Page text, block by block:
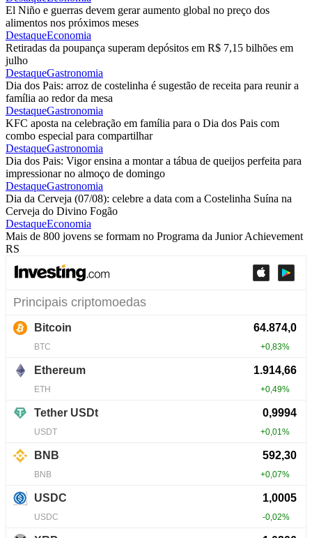
El Niño e guerras devem gerar aumento global no preço dos
alimentos nos próximos meses
DestaqueEconomia
Retiradas da poupança superam depósitos em R$ 7,15 bilhões em
julho
DestaqueGastronomia
Dia dos Pais: arroz de costelinha é sugestão de receita para reunir a
família ao redor da mesa
DestaqueGastronomia
KFC aposta na celebração em família para o Dia dos Pais com
combo especial para compartilhar
DestaqueGastronomia
Dia dos Pais: Vigor ensina a montar a tábua de queijos perfeita para
impressionar no almoço de domingo
DestaqueGastronomia
Dia da Cerveja (07/08): celebre a data com a Costelinha Suína na
Cerveja do Divino Fogão
DestaqueEconomia
Mais de 800 jovens se formam no Programa da Junior Achievement
RS